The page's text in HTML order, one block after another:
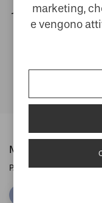
Parcheggio
a richiesta
la struttura
MILÒ HOSPITALITY
P.IVA 04568170239
marketing,
e vengono